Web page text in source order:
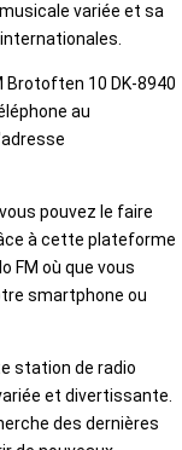
variée et sa
Brotoften 10 DK-8940
au
pouvez le faire
à cette plateforme
FM où que vous
smartphone ou
station de radio
et divertissante.
des dernières